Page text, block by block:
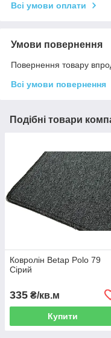
Всі умови оплати
Умови повернення
Повернення товару
Всі умови повернення
Подібні товари
Ковролін Betap Polo 79
Сірий
335 ₴/кв.м
Купити